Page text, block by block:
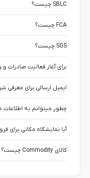
SBLC چیست؟
FCA چیست؟
SGS چیست؟
برای آغاز فعالیت
چطور میتوانم به
کالای Commodity چیست؟